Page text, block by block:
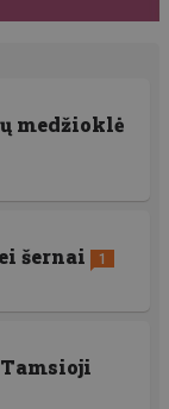
medžioklė
šernai
1